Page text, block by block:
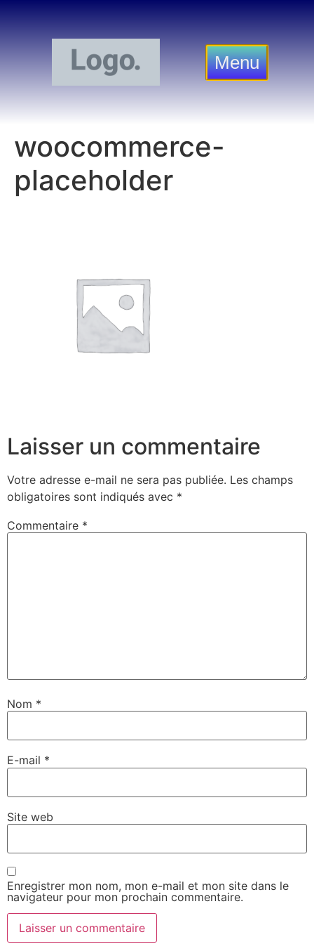
Menu
woocommerce-
placeholder
Laisser un commentaire
Votre adresse e-mail ne sera pas publiée. Les champs
obligatoires sont indiqués avec *
Commentaire *
Nom *
E-mail *
Site web
Enregistrer mon nom, mon e-mail et mon site dans le
navigateur pour mon prochain commentaire.